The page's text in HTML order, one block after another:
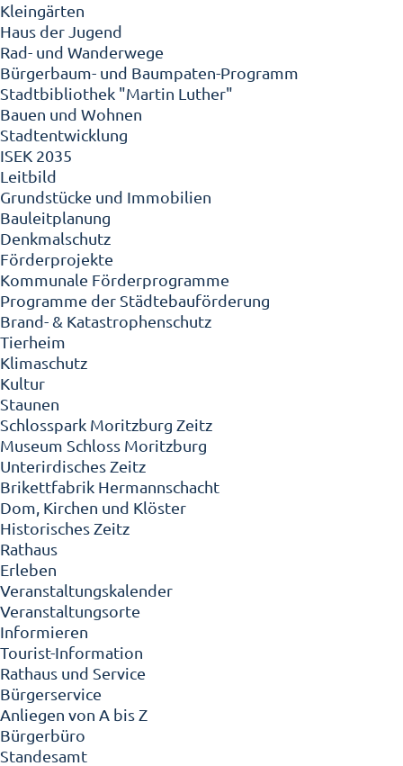
Kleingärten
Haus der Jugend
Rad- und Wanderwege
Bürgerbaum- und Baumpaten-Programm
Stadtbibliothek "Martin Luther"
Bauen und Wohnen
Stadtentwicklung
ISEK 2035
Leitbild
Grundstücke und Immobilien
Bauleitplanung
Denkmalschutz
Förderprojekte
Kommunale Förderprogramme
Programme der Städtebauförderung
Brand- & Katastrophenschutz
Tierheim
Klimaschutz
Kultur
Staunen
Schlosspark Moritzburg Zeitz
Museum Schloss Moritzburg
Unterirdisches Zeitz
Brikettfabrik Hermannschacht
Dom, Kirchen und Klöster
Historisches Zeitz
Rathaus
Erleben
Veranstaltungskalender
Veranstaltungsorte
Informieren
Tourist-Information
Rathaus und Service
Bürgerservice
Anliegen von A bis Z
Bürgerbüro
Standesamt